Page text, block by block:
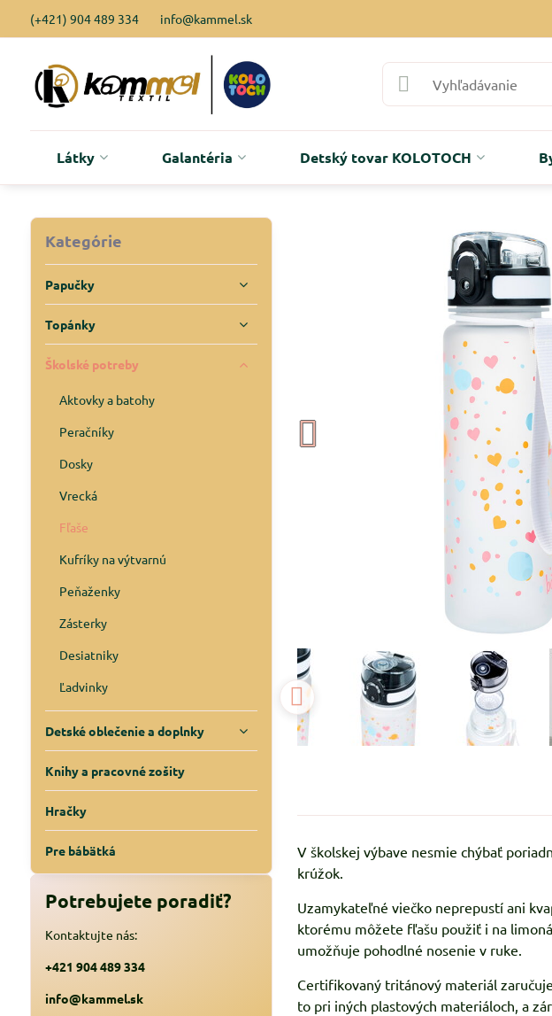
(+421) 904 489 334 info@kammel.sk
Látky Galantéria Detský tovar KOLOTOCH
V školskej výbave nesmie chýbať
krúžok.
Uzamykateľné viečko neprepustí ani
ktorému môžete fľašu použiť i na
umožňuje pohodlné nosenie v ruke.
Certifikovaný tritánový materiál
to pri iných plastových materiáloch, a
Kategórie
Papučky
Topánky
Školské potreby
Aktovky a batohy
Peračníky
Dosky
Vrecká
Fľaše
Kufríky na výtvarnú
Peňaženky
Zásterky
Desiatniky
Ľadvinky
Detské oblečenie a doplnky
Knihy a pracovné zošity
Hračky
Pre bábätká
Potrebujete poradiť?
Kontaktujte nás:
+421 904 489 334
info@kammel.sk